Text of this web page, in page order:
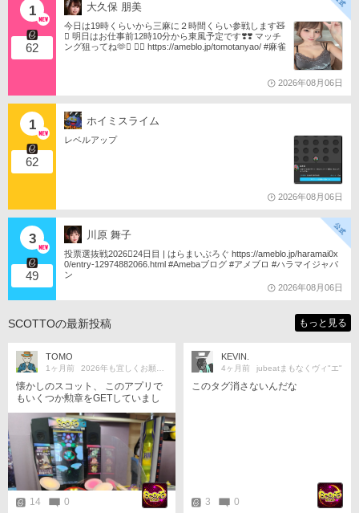
1
62
大久保 朋美
今日は19時くらいから三麻に２時間くらい参戦します🧸
󾬏 明日はお仕事前12時10分から東風予定です❣️❣️ マッチ
ング狙ってね🫶󾬍 󾕆⇨ https://ameblo.jp/tomotanyao/ #麻雀
2026年08月06日
1
62
ホイミスライム
レベルアップ
2026年08月06日
3
49
川原 舞子
投票選抜戦2026󾇟24日目 | はらまいぶろぐ https://ameblo.jp/haramai0x
0/entry-12974882066.html #Amebaブログ #アメブロ #ハラマイジャパ
ン
2026年08月06日
SCOTTOの最新投稿 もっと見る
TOMO
1ヶ月前 2026年も宜しくお願いします＊
懐かしのスコット、 このアプリで
もいくつか勲章をGETしていまし
たね＊
14 0
KEVIN.
4ヶ月前 jubeatまもなくヴィ"エ"
このタグ消さないんだな
3 0